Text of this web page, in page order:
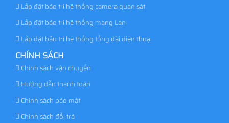
Lắp đặt bảo trì hệ thống camera quan sát
Lắp đặt bảo trì hệ thống mạng Lan
Lắp đặt bảo trì hệ thống tổng đài điện thoại
CHÍNH SÁCH
Chính sách vận chuyển
Hướng dẫn thanh toán
Chính sách bảo mật
Chính sách đổi trả